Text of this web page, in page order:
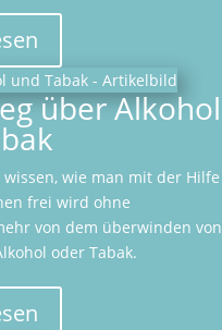
über Alkohol
wie man mit der Hilfe
frei wird ohne
von dem überwinden von
oder Tabak.